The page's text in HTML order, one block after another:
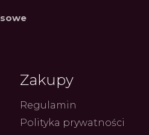
Zakupy
Regulamin
Polityka prywatności